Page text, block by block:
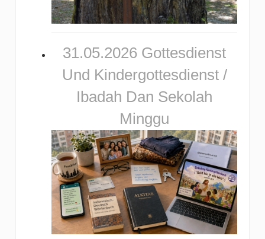
31.05.2026 Gottesdienst
Und Kindergottesdienst /
Ibadah Dan Sekolah
Minggu